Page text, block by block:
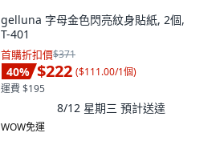
gelluna 字母金色閃亮紋身貼紙, 2個,
T-401
首購折扣價$371
40% $222 ($111.00/1個)
運費 $195
8/12 星期三 預計送達
WOW免運